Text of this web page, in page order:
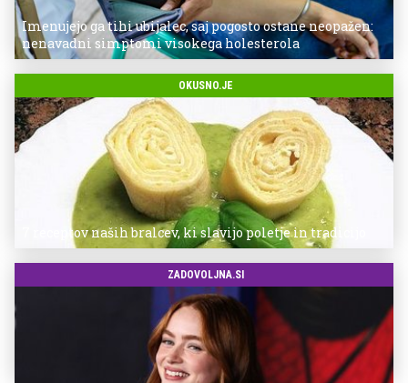
Imenujejo ga tihi ubijalec, saj pogosto ostane neopažen:
nenavadni simptomi visokega holesterola
OKUSNO.JE
7 receptov naših bralcev, ki slavijo poletje in tradicijo
ZADOVOLJNA.SI